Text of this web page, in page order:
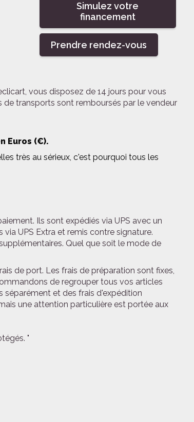
Simulez votre
financement
Prendre rendez-vous
vous disposez de 14 jours pour vous
transports sont remboursés par le vendeur
Euros (€).
très au sérieux, c'est pourquoi tous les
Ils sont expédiés via UPS avec un
UPS Extra et remis contre signature.
Quel que soit le mode de
de port. Les frais de préparation sont fixes,
de regrouper tous vos articles
séparément et des frais d'expédition
une attention particulière est portée aux
"